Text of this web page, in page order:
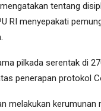
tentang
RI menyepakati
pilkada serentak di
penerapan protokol
melakukan